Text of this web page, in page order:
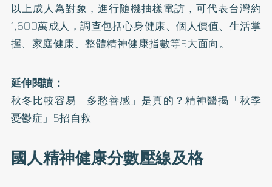
以上成人為對象，進行隨機抽樣電訪，可代表台灣約
1,600萬成人，調查包括心身健康、個人價值、生活掌
握、家庭健康、整體精神健康指數等5大面向。
延伸閱讀：
秋冬比較容易「多愁善感」是真的？精神醫揭「秋季
憂鬱症」5招自救
國人精神健康分數壓線及格